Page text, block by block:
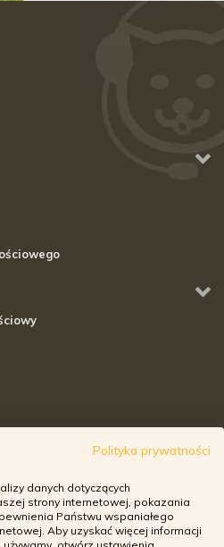
Polityka prywatności
danych dotyczących
strony internetowej, pokazania
Państwu wspaniałego
Aby uzyskać więcej informacji